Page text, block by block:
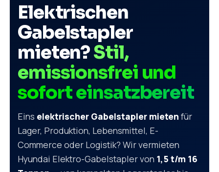
Elektrischen
Gabelstapler
mieten?Stil,
emissionsfrei und
sofort einsatzbereit
Eins elektrischer Gabelstapler mieten für
Lager, Produktion, Lebensmittel, E-
Commerce oder Logistik? Wir vermieten
Hyundai Elektro-Gabelstapler von 1,5 t/m 16